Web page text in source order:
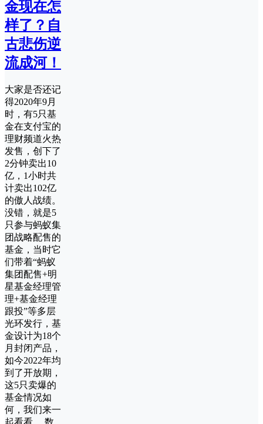
金现在怎
样了？自
古悲伤逆
流成河！
大家是否还记
得2020年9月
时，有5只基
金在支付宝的
理财频道火热
发售，创下了
2分钟卖出10
亿，1小时共
计卖出102亿
的傲人战绩。
没错，就是5
只参与蚂蚁集
团战略配售的
基金，当时它
们带着“蚂蚁
集团配售+明
星基金经理管
理+基金经理
跟投”等多层
光环发行，基
金设计为18个
月封闭产品，
如今2022年均
到了开放期，
这5只卖爆的
基金情况如
何，我们来一
起看看。 数